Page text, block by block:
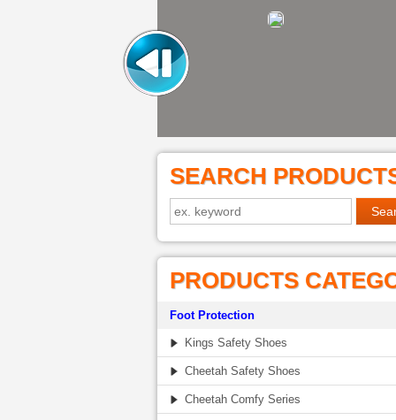
SEARCH
PRODUCTS
Foot Protection
Kings Safety Shoes
Cheetah Safety Shoes
Cheetah Comfy Series